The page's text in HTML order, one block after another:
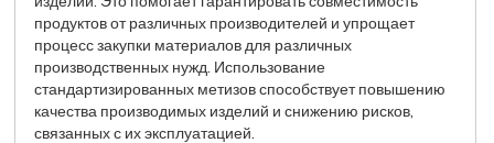
продуктов от различных производителей и упрощает
процесс закупки материалов для различных
производственных нужд. Использование
стандартизированных метизов способствует повышению
качества производимых изделий и снижению рисков,
связанных с их эксплуатацией.